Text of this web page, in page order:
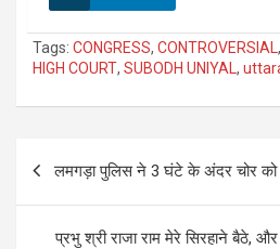
Tags: CONGRESS, CONTROVERSIAL ,
HIGH COURT, SUBODH UNIYAL ,
navigation
लमगड़ा पुलिस ने 3 घंटे के अंदर चोर को
प्रभु श्री राजा राम मेरे सिरहाने बैठे,